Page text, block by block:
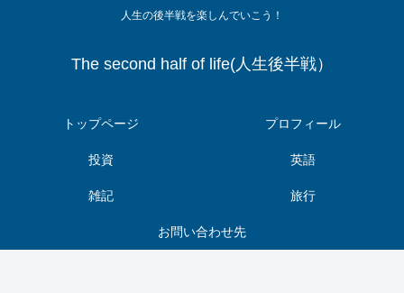
人生の後半戦を楽しんでいこう！
The second half of life(人生後半戦）
トップページ プロフィール
投資 英語
雑記 旅行
お問い合わせ先